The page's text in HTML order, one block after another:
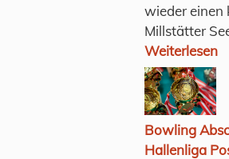
wieder einen
Millstätter
Weiterlesen
Bowling
Hallenliga